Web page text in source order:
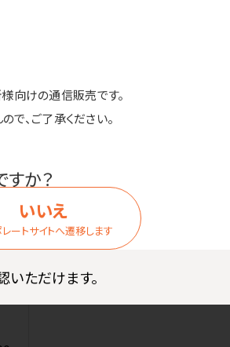
向けの通信販売です。
、ご了承ください。
か？
いいえ
ートサイトへ遷移します
ただけます。
価格はログイン後表示
価格はログイン後表示